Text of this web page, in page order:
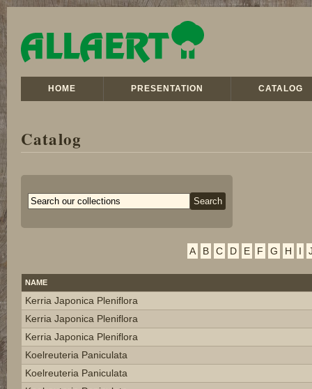
HOME PRESENTATION CATALOG
Catalog
A B C D E F G H I
NAME
Kerria Japonica Pleniflora
Kerria Japonica Pleniflora
Kerria Japonica Pleniflora
Koelreuteria Paniculata
Koelreuteria Paniculata